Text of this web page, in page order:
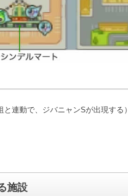
連動で、ジバニャンSが出現する）
施設